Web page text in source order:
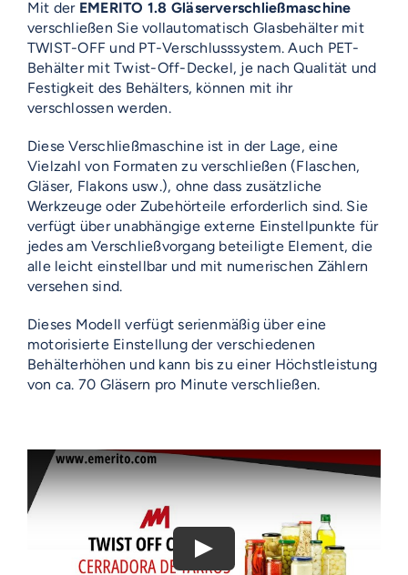
Mit der EMERITO 1.8 Gläserverschließmaschine
verschließen Sie vollautomatisch Glasbehälter mit
TWIST-OFF und PT-Verschlusssystem. Auch PET-
Behälter mit Twist-Off-Deckel, je nach Qualität und
Festigkeit des Behälters, können mit ihr
verschlossen werden.
Diese Verschließmaschine ist in der Lage, eine
Vielzahl von Formaten zu verschließen (Flaschen,
Gläser, Flakons usw.), ohne dass zusätzliche
Werkzeuge oder Zubehörteile erforderlich sind. Sie
verfügt über unabhängige externe Einstellpunkte für
jedes am Verschließvorgang beteiligte Element, die
alle leicht einstellbar und mit numerischen Zählern
versehen sind.
Dieses Modell verfügt serienmäßig über eine
motorisierte Einstellung der verschiedenen
Behälterhöhen und kann bis zu einer Höchstleistung
von ca. 70 Gläsern pro Minute verschließen.